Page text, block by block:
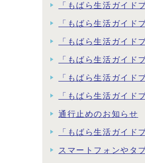
「もばら生活ガイド
「もばら生活ガイド
「もばら生活ガイド
「もばら生活ガイド
「もばら生活ガイド
「もばら生活ガイド
通行止めのお知らせ
「もばら生活ガイド
スマートフォンやタ